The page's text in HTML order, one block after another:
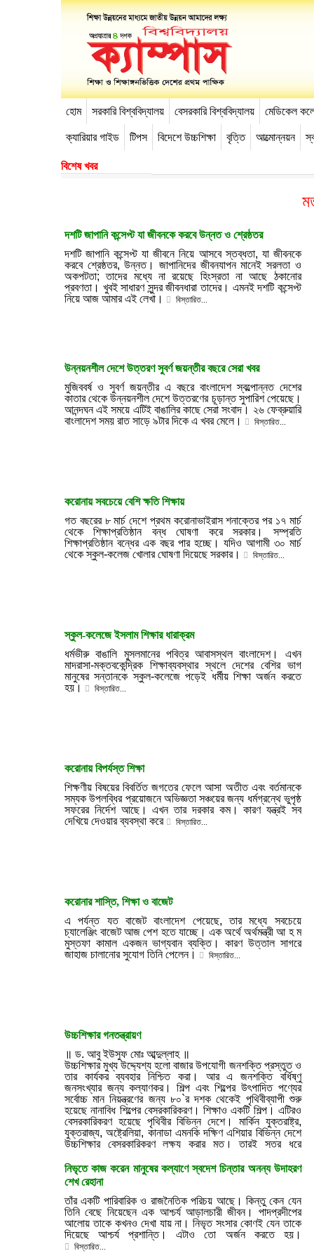
হোম সরকারি বিশ্ববিদ্যালয় বেসরকারি বিশ্ববিদ্যালয় মেডিকেল
ক্যারিয়ার গাইড টিপস বিদেশে উচ্চশিক্ষা বৃত্তি আত্মোন্নয়ন
-->
বিশেষ খবর
দশটি জাপানি কন্সেপ্ট যা জীবনকে করবে উন্নত ও শ্রেষ্ঠতর
দশটি জাপানি কন্সেপ্ট যা জীবনে নিয়ে আসবে স্তব্ধতা, যা জীবনকে
করবে শ্রেষ্ঠতর, উন্নত। জাপানিদের জীবনযাপন মানেই সরলতা ও
অকপটতা; তাদের মধ্যে না রয়েছে হিংস্রতা না আছে ঠকানোর
প্রবণতা। খুবই সাধারণ সুন্দর জীবনধারা তাদের। এমনই দশটি কন্সেপ্ট
নিয়ে আজ আমার এই লেখা।
বিস্তারিত...
উন্নয়নশীল দেশে উত্তরণ সুবর্ণ জয়ন্তীর বছরে সেরা খবর
মুজিববর্ষ ও সুবর্ণ জয়ন্তীর এ বছরে বাংলাদেশ স্বল্পোন্নত দেশের
কাতার থেকে উন্নয়নশীল দেশে উত্তরণের চূড়ান্ত সুপারিশ পেয়েছে।
আনন্দঘন এই সময়ে এটিই বাঙালির কাছে সেরা সংবাদ। ২৬ ফেব্রুয়ারি
বাংলাদেশ সময় রাত সাড়ে ৯টার দিকে এ খবর মেলে।
বিস্তারিত...
করোনায় সবচেয়ে বেশি ক্ষতি শিক্ষায়
গত বছরের ৮ মার্চ দেশে প্রথম করোনাভাইরাস শনাক্তের পর ১৭ মার্চ
থেকে শিক্ষাপ্রতিষ্ঠান বন্ধ ঘোষণা করে সরকার। সম্প্রতি
শিক্ষাপ্রতিষ্ঠান বন্ধের এক বছর পার হচ্ছে। যদিও আগামী ৩০ মার্চ
থেকে স্কুল-কলেজ খোলার ঘোষণা দিয়েছে সরকার।
বিস্তারিত...
স্কুল-কলেজে ইসলাম শিক্ষার ধারাক্রম
ধর্মভীরু বাঙালি মুসলমানের পবিত্র আবাসস্থল বাংলাদেশ। এখন
মাদরাসা-মক্তবকেন্দ্রিক শিক্ষাব্যবস্থার স্থলে দেশের বেশির ভাগ
মানুষের সন্তানকে স্কুল-কলেজে পড়েই ধর্মীয় শিক্ষা অর্জন করতে
হয়।
বিস্তারিত...
করোনায় বিপর্যস্ত শিক্ষা
শিক্ষণীয় বিষয়ের বিবর্তিত জগতের ফেলে আসা অতীত এবং বর্তমানকে
সম্যক উপলব্ধির প্রয়োজনে অভিজ্ঞতা সঞ্চয়ের জন্য ধর্মগ্রন্থে ভুপৃষ্ঠ
সফরের নির্দেশ আছে। এখন তার দরকার কম। কারণ যন্ত্রই সব
দেখিয়ে দেওয়ার ব্যবস্থা করে
বিস্তারিত...
করোনার শাস্তি, শিক্ষা ও বাজেট
এ পর্যন্ত যত বাজেট বাংলাদেশ পেয়েছে, তার মধ্যে সবচেয়ে
চ্যালেঞ্জিং বাজেট আজ পেশ হতে যাচ্ছে। এক অর্থে অর্থমন্ত্রী আ হ ম
মুস্তফা কামাল একজন ভাগ্যবান ব্যক্তি। কারণ উত্তাল সাগরে
জাহাজ চালানোর সুযোগ তিনি পেলেন।
বিস্তারিত...
উচ্চশিক্ষার গনতন্ত্রায়ণ
॥ ড. আবু ইউসুফ মোঃ আব্দুল্লাহ ॥
উচ্চশিক্ষার মুখ্য উদ্দ্যেশ্য হলো বাজার উপযোগী জনশক্তি প্রস্তুত ও
তার কার্যকর ব্যবহার নিশ্চিত করা। আর এ জনশক্তি বর্ধিষ্ণু
জনসংখ্যার জন্য কল্যাণকর। শিল্প এবং শিল্পের উৎপাদিত পণ্যের
সর্বোচ্চ মান নিয়ন্ত্রণের জন্য ৮০`র দশক থেকেই পৃথিবীব্যাপী শুরু
হয়েছে নানাবিধ শিল্পের বেসরকারিকরণ। শিক্ষাও একটি শিল্প। এটিরও
বেসরকারিকরণ হয়েছে পৃথিবীর বিভিন্ন দেশে। মার্কিন যুক্তরাষ্ট্র,
যুক্তরাজ্য, অষ্ট্রেলিয়া, কানাডা এমনকি দক্ষিণ এশিয়ার বিভিন্ন দেশে
উচ্চশিক্ষার বেসরকারিকরণ লক্ষ্য করার মত। তারই সূত্র ধরে
জনশক্তি তৈরিতে বেসরকারি বিশ্ববিদ্যালয়গুলোর ভূমিকাকে খাটো করে
দেখার কোনো অবকাশ নেই। দেশের দ্রুত বর্ধনশীল উচ্চশিক্ষার চাহিদা
মেটানোর জন্য সরকারি পর্যায়ের পাশাপাশি বেসরকারি সেক্টরের অবদান
অবশ্যই অনস্বীকার্য।
উচ্চশিক্ষা বিষয়ে টঘঊঝঈঙ`র ২০০৯ সালের বিশ্ব সম্মেলনের জন্য যে
প্রতিবেদনটি তৈরি হয়েছিলো, তার শিরোনাম ছিলো Trends in
Global Higher Education: Tracking an
Academic Revolution. বিশ্বব্যাপী অর্থনীতির নজিরবিহীন
নিভৃতে কাজ করেন মানুষের কল্যাণে স্বদেশ চিন্তার অনন্য উদাহরণ
শেখ রেহানা
তাঁর একটি পারিবারিক ও রাজনৈতিক পরিচয় আছে। কিন্তু কেন যেন
তিনি বেছে নিয়েছেন এক আশ্চর্য আড়ালচারী জীবন। পাদপ্রদীপের
আলোয় তাকে কখনও দেখা যায় না। নিভৃত সংসার কোণই যেন তাকে
দিয়েছে আশ্চর্য প্রশান্তি। এটাও তো অর্জন করতে হয়।
বিস্তারিত...